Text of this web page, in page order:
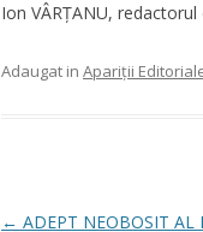
Ion VÂRȚANU, redactorul
Adaugat in Apariții
Post navigation
← ADEPT NEOBOSIT AL